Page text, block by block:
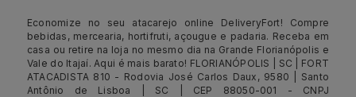
Economize no seu atacarejo online DeliveryFort! Compre
bebidas, mercearia, hortifruti, açougue e padaria. Receba em
casa ou retire na loja no mesmo dia na Grande Florianópolis e
Vale do Itajaí. Aqui é mais barato! FLORIANÓPOLIS | SC | FORT
ATACADISTA 810 - Rodovia José Carlos Daux, 9580 | Santo
Antônio de Lisboa | SC | CEP 88050-001 - CNPJ